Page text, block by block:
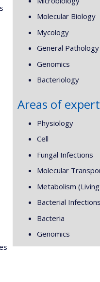
Molecular Biology
Mycology
General Pathology
Genomics
Bacteriology
Areas of
Physiology
Cell
Fungal Infections
Molecular
Metabolism
Bacterial Infections
Bacteria
Genomics